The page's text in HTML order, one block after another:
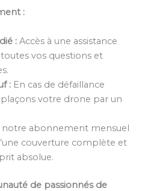
:
: Accès à une assistance
vos questions et
: En cas de défaillance
votre drone par un
notre abonnement mensuel
couverture complète et
absolue.
de passionnés de